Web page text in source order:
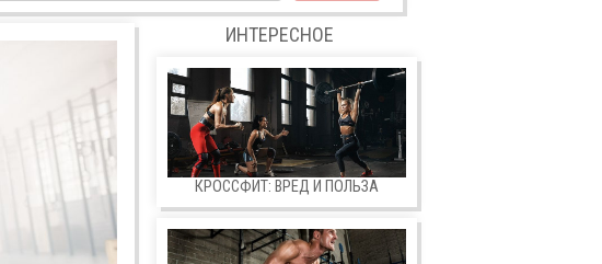
ИНТЕРЕСНОЕ
КРОССФИТ: ВРЕД И ПОЛЬЗА